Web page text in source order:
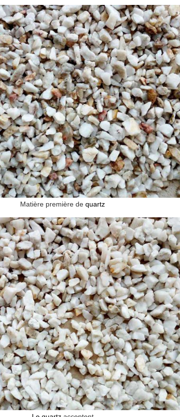
Matière première de quartz